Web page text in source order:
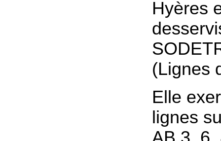
Hyères
(Lignes
Elle
lignes